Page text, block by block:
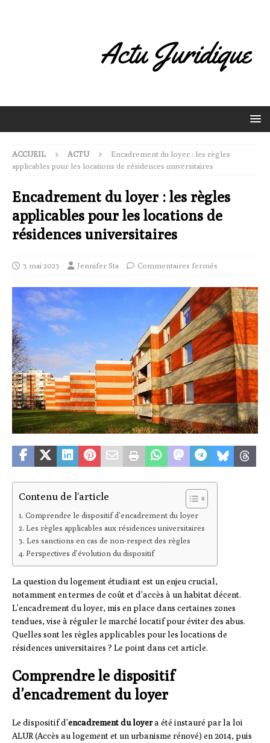
ACCUEIL ACTU
Encadrement du loyer : les règles
applicables pour les locations de résidences universitaires
Encadrement du loyer : les règles
applicables pour les locations de
résidences universitaires
3 mai 2023 Jennifer Sta Commentaires fermés
Contenu de l'article
Comprendre le dispositif d’encadrement du loyer
Les règles applicables aux résidences universitaires
Les sanctions en cas de non-respect des règles
Perspectives d’évolution du dispositif
La question du logement étudiant est un enjeu crucial,
notamment en termes de coût et d’accès à un habitat décent.
L’encadrement du loyer, mis en place dans certaines zones
tendues, vise à réguler le marché locatif pour éviter des abus.
Quelles sont les règles applicables pour les locations de
résidences universitaires ? Le point dans cet article.
Comprendre le dispositif
d’encadrement du loyer
Le dispositif d’encadrement du loyera été instauré par la loi
ALUR (Accès au logement et un urbanisme rénové) en 2014, puis